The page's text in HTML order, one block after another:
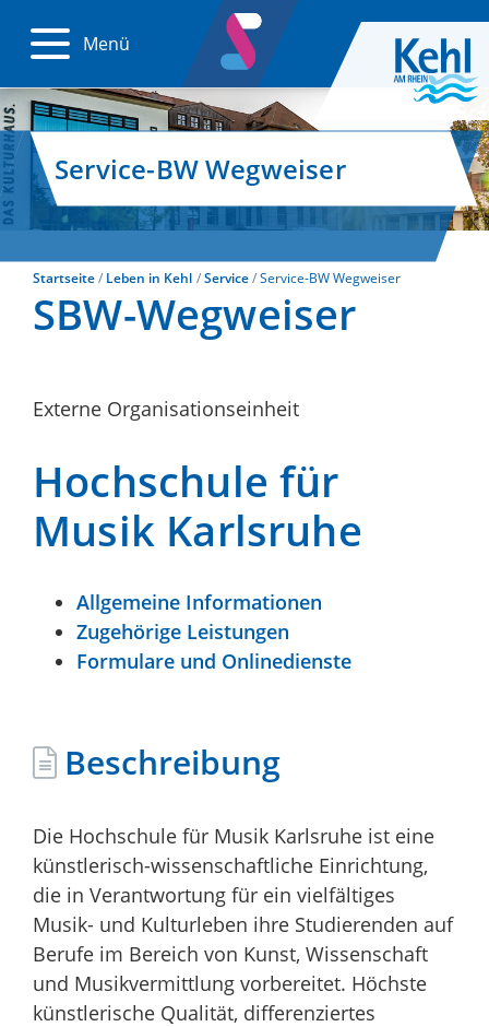
Menü
Service-BW Wegweiser
Startseite Leben in Kehl Service Service-BW Wegweiser
SBW-Wegweiser
Externe Organisationseinheit
Hochschule für
Musik Karlsruhe
Allgemeine Informationen
Zugehörige Leistungen
Formulare und Onlinedienste
Beschreibung
Die Hochschule für Musik Karlsruhe ist eine
künstlerisch-wissenschaftliche Einrichtung,
die in Verantwortung für ein vielfältiges
Musik- und Kulturleben ihre Studierenden auf
Berufe im Bereich von Kunst, Wissenschaft
und Musikvermittlung vorbereitet. Höchste
künstlerische Qualität, differenziertes